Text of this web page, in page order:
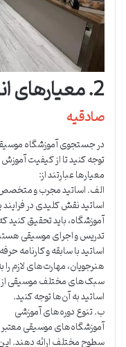
2. معیارهای انتخاب
صادقیه
در جستجوی آموزشگاه
توجه کنید تا از کیفیت
معیارها عبارتند از:
الف. اساتید مجرب و
اساتید نقش کلیدی در
آموزشگاه، باید تحقیق کنید
تدریس و اجرای موسیقی
اساتید با سابقه و کارنامه
هنرجویان، مهارت‌های لازم
سبک‌های مختلف موسیقی از
اساتید به آن‌ها توجه کنید.
ب. تنوع دوره‌های آموزشی
آموزشگاه‌های موسیقی معتبر
سطوح مختلف ارائه دهند.